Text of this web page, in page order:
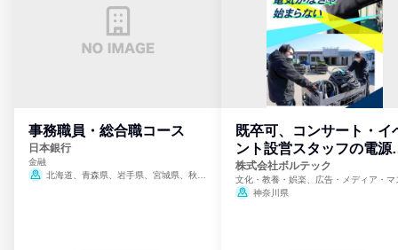
事務職員・総合職コース
日本銀行
金融
北海道、青森県、岩手県、宮城県、秋田
既卒可、コンサート・イ
ント設営スタッフの電源
門
株式会社ボルテック
文化・教養・娯楽、広告・メディア・マ
ミ、電力・ガス・水道・エネルギー
神奈川県